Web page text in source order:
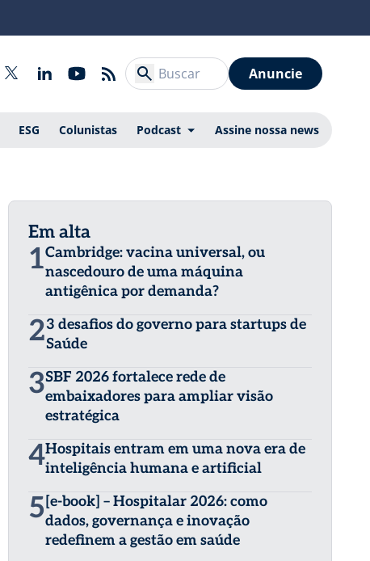
Anuncie
ESG Colunistas Podcast Assine nossa news
Em alta
1Cambridge: vacina universal, ou
nascedouro de uma máquina
antigênica por demanda?
23 desafios do governo para startups de
Saúde
3SBF 2026 fortalece rede de
embaixadores para ampliar visão
estratégica
4Hospitais entram em uma nova era de
inteligência humana e artificial
5 [e-book] – Hospitalar 2026: como
dados, governança e inovação
redefinem a gestão em saúde